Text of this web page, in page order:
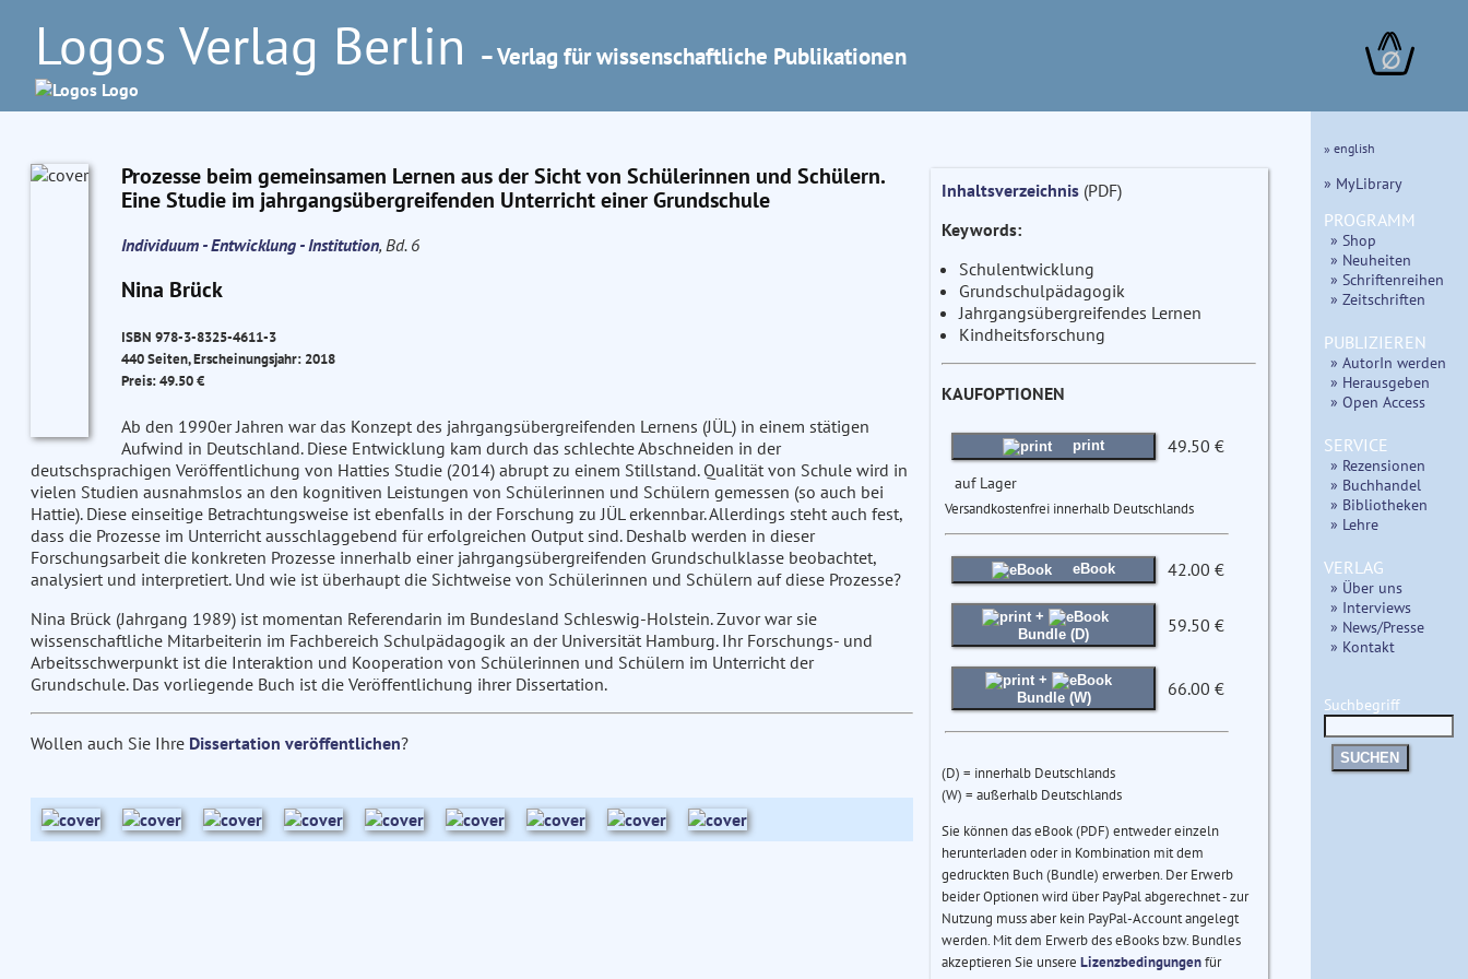
Logos Verlag Berlin – Verlag für wissenschaftliche Publikationen ∅
Prozesse beim gemeinsamen Lernen aus der Sicht von Schülerinnen und Schülern.
Eine Studie im jahrgangsübergreifenden Unterricht einer Grundschule
Individuum - Entwicklung - Institution, Bd. 6
Nina Brück
ISBN 978-3-8325-4611-3
440 Seiten, Erscheinungsjahr: 2018
Preis: 49.50 €
Ab den 1990er Jahren war das Konzept des jahrgangsübergreifenden Lernens (JÜL) in einem stätigen
Aufwind in Deutschland. Diese Entwicklung kam durch das schlechte Abschneiden in der
deutschsprachigen Veröffentlichung von Hatties Studie (2014) abrupt zu einem Stillstand. Qualität von Schule wird in
vielen Studien ausnahmslos an den kognitiven Leistungen von Schülerinnen und Schülern gemessen (so auch bei
Hattie). Diese einseitige Betrachtungsweise ist ebenfalls in der Forschung zu JÜL erkennbar. Allerdings steht auch fest,
dass die Prozesse im Unterricht ausschlaggebend für erfolgreichen Output sind. Deshalb werden in dieser
Forschungsarbeit die konkreten Prozesse innerhalb einer jahrgangsübergreifenden Grundschulklasse beobachtet,
analysiert und interpretiert. Und wie ist überhaupt die Sichtweise von Schülerinnen und Schülern auf diese Prozesse?
Nina Brück (Jahrgang 1989) ist momentan Referendarin im Bundesland Schleswig-Holstein. Zuvor war sie
wissenschaftliche Mitarbeiterin im Fachbereich Schulpädagogik an der Universität Hamburg. Ihr Forschungs- und
Arbeitsschwerpunkt ist die Interaktion und Kooperation von Schülerinnen und Schülern im Unterricht der
Grundschule. Das vorliegende Buch ist die Veröffentlichung ihrer Dissertation.
Wollen auch Sie Ihre Dissertation veröffentlichen?
Inhaltsverzeichnis(PDF)
Keywords:
Schulentwicklung
Grundschulpädagogik
Jahrgangsübergreifendes Lernen
Kindheitsforschung
KAUFOPTIONEN
print 49.50 €
auf Lager
Versandkostenfrei innerhalb Deutschlands
eBook 42.00 €
+
Bundle (D)
59.50 €
+
Bundle (W)
66.00 €
(D) = innerhalb Deutschlands
(W) = außerhalb Deutschlands
Sie können das eBook (PDF) entweder einzeln
herunterladen oder in Kombination mit dem
gedruckten Buch (Bundle) erwerben. Der Erwerb
beider Optionen wird über PayPal abgerechnet - zur
Nutzung muss aber kein PayPal-Account angelegt
werden. Mit dem Erwerb des eBooks bzw. Bundles
akzeptieren Sie unsere Lizenzbedingungenfür
» english
» MyLibrary
PROGRAMM
» Shop
» Neuheiten
» Schriftenreihen
» Zeitschriften
PUBLIZIEREN
» AutorIn werden
» Herausgeben
» Open Access
SERVICE
» Rezensionen
» Buchhandel
» Bibliotheken
» Lehre
VERLAG
» Über uns
» Interviews
» News/Presse
» Kontakt
Suchbegriff
SUCHEN